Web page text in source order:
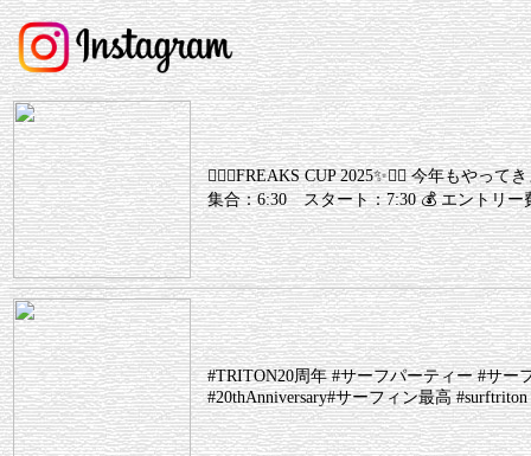
🏄‍♂️✨FREAKS CUP 2025✨🏄‍♀️ 今年もやっ
集合：6:30 スタート：7:30 💰 エントリ
#TRITON20周年 #サーフパーティー #サー
#20thAnniversary#サーフィン最高